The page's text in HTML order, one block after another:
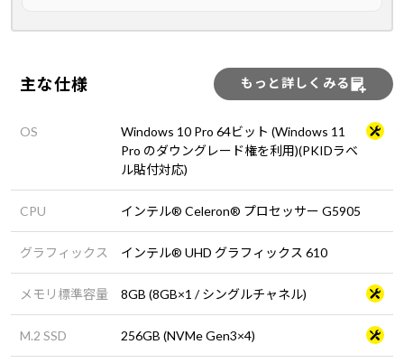
主な仕様 もっと詳しくみる
OS
Windows 10 Pro 64ビット (Windows 11
Pro のダウングレード権を利用)(PKIDラベ
ル貼付対応)
CPU インテル® Celeron® プロセッサー G5905
グラフィックス インテル® UHD グラフィックス 610
メモリ標準容量 8GB (8GB×1 / シングルチャネル)
M.2 SSD 256GB (NVMe Gen3×4)